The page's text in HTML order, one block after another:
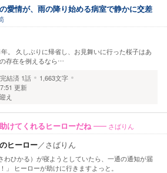
愛情が、雨の降り始める病室で静かに交差
。 久しぶりに帰省し、お見舞いに行った桜子はあ
存在を例えるなら…
完結済 1話
1,663文字
更新
え
けてくれるヒーローだね さばりん
ヒーロー／さばりん
わひかる）が寝ようとしていたら、一通の通知が届
」 ヒーローが助けに行きますよっと。